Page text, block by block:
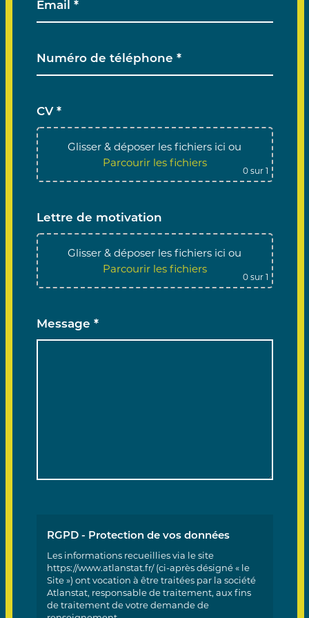
CV *
Glisser & déposer les fichiers ici ou
Parcourir les fichiers
0sur 1
Lettre de motivation
Glisser & déposer les fichiers ici ou
Parcourir les fichiers
0sur 1
Message *
RGPD - Protection de vos données
Les informations recueillies via le site
https://www.atlanstat.fr/ (ci-après désigné « le
Site ») ont vocation à être traitées par la société
Atlanstat, responsable de traitement, aux fins
de traitement de votre demande de